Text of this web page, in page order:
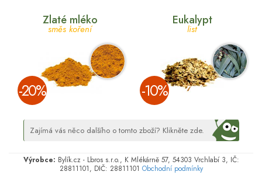
Zlaté mléko
směs koření
­-20%
Eukalypt
list
­-10%
Zajímá vás něco dalšího o tomto zboží? Klikněte zde.
Výrobce: Bylík.cz - Lbros s.r.o., K Mlékárně 57, 54303 Vrchlabí 3, IČ:
28811101, DIČ: 28811101 Obchodní podmínky